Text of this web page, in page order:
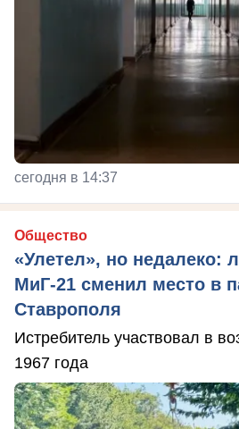
сегодня в 14:37
Общество
«Улетел», но недалеко:
МиГ-21 сменил место в
Ставрополя
Истребитель участвовал в
1967 года